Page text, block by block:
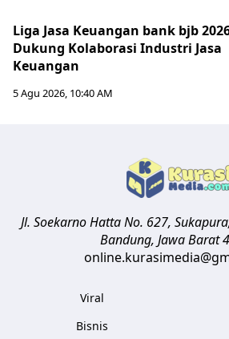
Liga Jasa Keuangan bank bjb
Dukung Kolaborasi Industri Jasa
Keuangan
5 Agu 2026, 10:40 AM
Jl. Soekarno Hatta No. 627,
Bandung, Jawa Barat
Viral
Bisnis